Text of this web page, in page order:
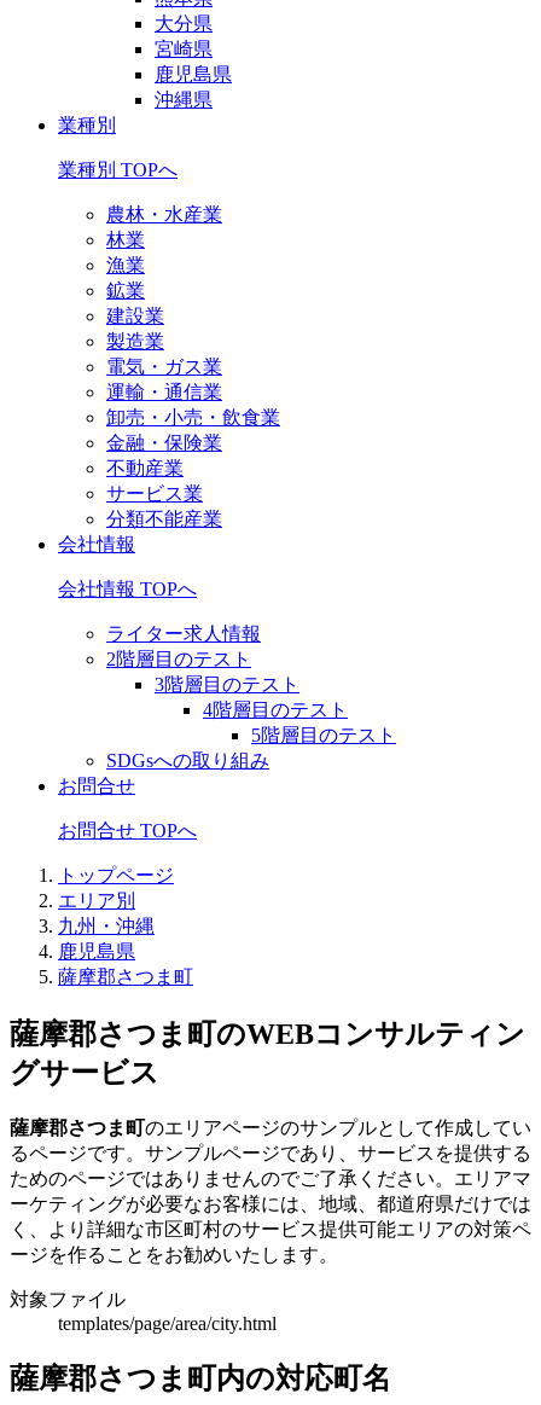
大分県
宮崎県
鹿児島県
沖縄県
業種別
業種別 TOPへ
農林・水産業
林業
漁業
鉱業
建設業
製造業
電気・ガス業
運輸・通信業
卸売・小売・飲食業
金融・保険業
不動産業
サービス業
分類不能産業
会社情報
会社情報 TOPへ
ライター求人情報
2階層目のテスト
3階層目のテスト
4階層目のテスト
5階層目のテスト
SDGsへの取り組み
お問合せ
お問合せ TOPへ
トップページ
エリア別
九州・沖縄
鹿児島県
薩摩郡さつま町
薩摩郡さつま町のWEBコンサルティン
グサービス
薩摩郡さつま町のエリアページのサンプルとして作成してい
るページです。サンプルページであり、サービスを提供する
ためのページではありませんのでご了承ください。エリアマ
ーケティングが必要なお客様には、地域、都道府県だけでは
く、より詳細な市区町村のサービス提供可能エリアの対策ペ
ージを作ることをお勧めいたします。
対象ファイル
templates/page/area/city.html
薩摩郡さつま町内の対応町名